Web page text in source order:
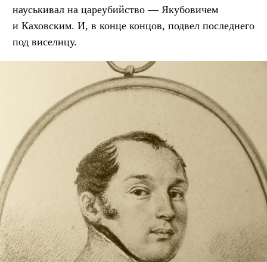
науськивал на цареубийство — Якубовичем
и Каховским. И, в конце концов, подвел последнего
под виселицу.